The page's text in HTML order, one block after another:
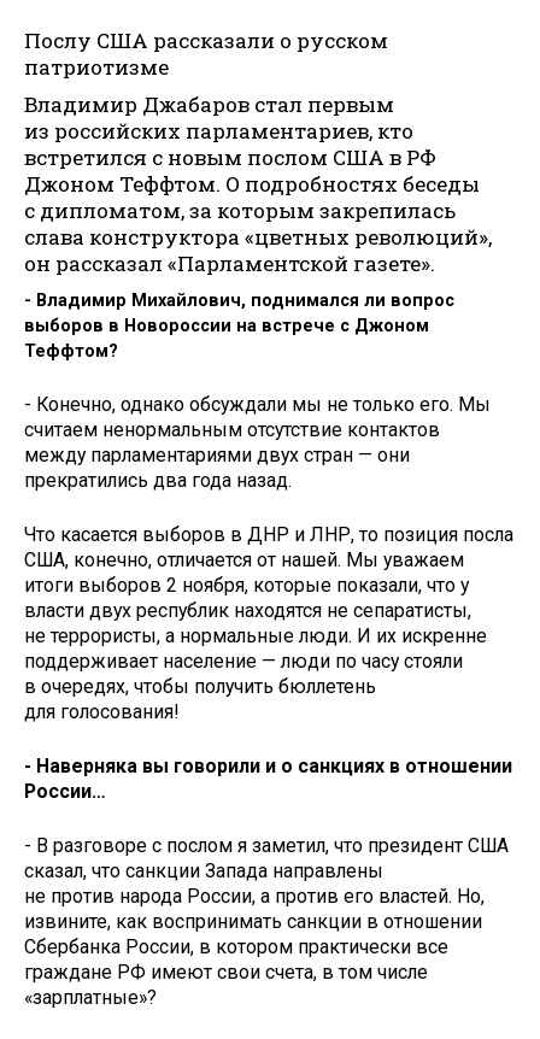
Послу США рассказали о русском
патриотизме
Владимир Джабаров стал первым
из российских парламентариев, кто
встретился с новым послом США в РФ
Джоном Теффтом. О подробностях беседы
с дипломатом, за которым закрепилась
слава конструктора «цветных революций»,
он рассказал «Парламентской газете».
- Владимир Михайлович, поднимался ли вопрос
выборов в Новороссии на встрече с Джоном
Теффтом?
- Конечно, однако обсуждали мы не только его. Мы
считаем ненормальным отсутствие контактов
между парламентариями двух стран — они
прекратились два года назад.
Что касается выборов в ДНР и ЛНР, то позиция посла
США, конечно, отличается от нашей. Мы уважаем
итоги выборов 2 ноября, которые показали, что у
власти двух республик находятся не сепаратисты,
не террористы, а нормальные люди. И их искренне
поддерживает население — люди по часу стояли
в очередях, чтобы получить бюллетень
для голосования!
- Наверняка вы говорили и о санкциях в отношении
России…
- В разговоре с послом я заметил, что президент США
сказал, что санкции Запада направлены
не против народа России, а против его властей. Но,
извините, как воспринимать санкции в отношении
Сбербанка России, в котором практически все
граждане РФ имеют свои счета, в том числе
«зарплатные»?